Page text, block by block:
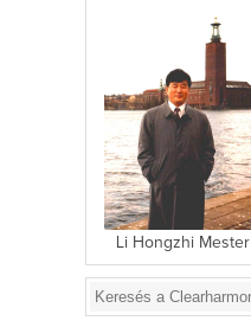
Li Hongzhi Mester